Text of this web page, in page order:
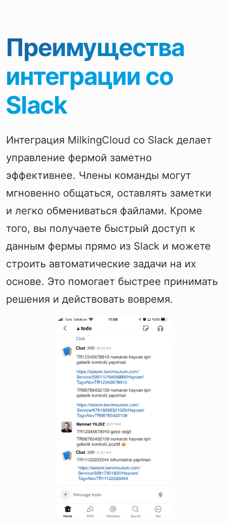
Преимущества
интеграции со
Slack
Интеграция MilkingCloud со Slack делает
управление фермой заметно
эффективнее. Члены команды могут
мгновенно общаться, оставлять заметки
и легко обмениваться файлами. Кроме
того, вы получаете быстрый доступ к
данным фермы прямо из Slack и можете
строить автоматические задачи на их
основе. Это помогает быстрее принимать
решения и действовать вовремя.